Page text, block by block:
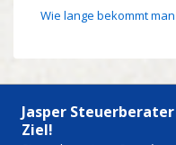
Wie lange bekommt man
Jasper
Ziel!